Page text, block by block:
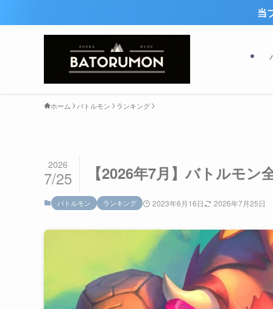
当ブログ人気No.1記事は、最
ホーム バトルモン ランキング
【2026年7月】バトルモ
2026
7/25
バトルモン ランキング 2023年6月16日 2026年7月25日